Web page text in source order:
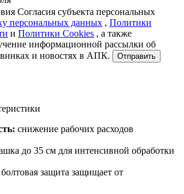
Согласия субъекта персональных
персональных данных , Политики
и Политики Cookies , а также
информационной рассылки об
и новостях в АПК.
Отправить
снижение рабочих расходов
до 35 см для интенсивной обработки
болтовая защита защищает от